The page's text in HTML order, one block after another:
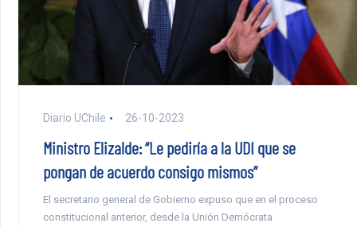
Diario UChile 26-10-2023
Ministro Elizalde: “Le pediría a la UDI que se
pongan de acuerdo consigo mismos”
El secretario general de Gobierno expuso que en el proceso
constitucional anterior, desde la Unión Demócrata